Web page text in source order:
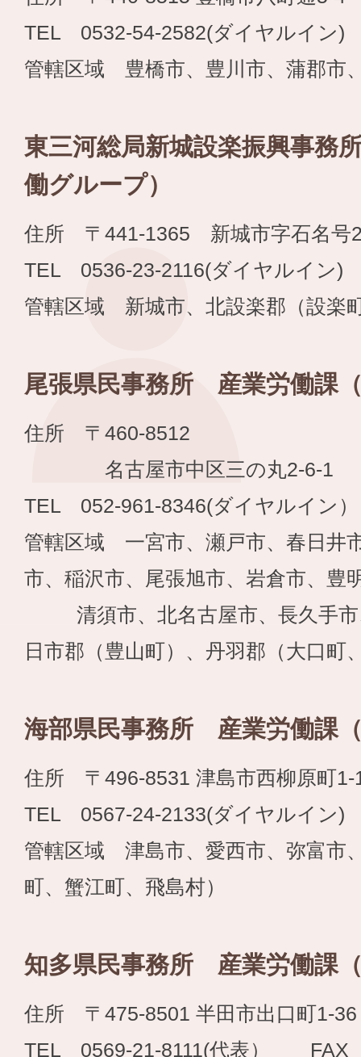
TEL 0532-54-2582(ダイヤルイ
管轄区域 豊橋市、豊川市、蒲郡市
東三河総局新城設楽振興事務
働グループ）
住所 〒441-1365 新城市字石名号
TEL 0536-23-2116(ダイヤルイ
管轄区域 新城市、北設楽郡（設楽
尾張県民事務所 産業労働課
住所 〒460-8512
名古屋市中区三の丸2-6-1
TEL 052-961-8346(ダイヤルイ
管轄区域 一宮市、瀬戸市、春日井
市、稲沢市、尾張旭市、岩倉市、豊
清須市、北名古屋市、長久手
日市郡（豊山町）、丹羽郡（大口町
海部県民事務所 産業労働課
住所 〒496-8531 津島市西柳原町1-
TEL 0567-24-2133(ダイヤルイ
管轄区域 津島市、愛西市、弥富市
町、蟹江町、飛島村）
知多県民事務所 産業労働課
住所 〒475-8501 半田市出口町1-36
TEL 0569-21-8111(代表） FAX